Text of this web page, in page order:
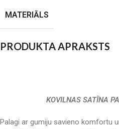
MATERIĀLS
PRODUKTA APRAKSTS
KOVILNAS SATĪNA
Palagi ar gumiju savieno komfortu